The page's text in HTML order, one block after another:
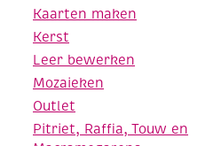
Kaarten maken
Kerst
Leer bewerken
Mozaieken
Outlet
Pitriet, Raffia, Touw en